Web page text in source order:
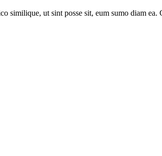
ut sint posse sit, eum sumo diam